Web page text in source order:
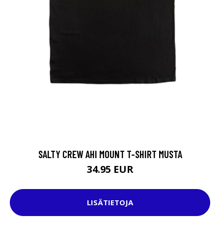
SALTY CREW AHI MOUNT T-SHIRT MUSTA
34.95 EUR
LISÄTIETOJA